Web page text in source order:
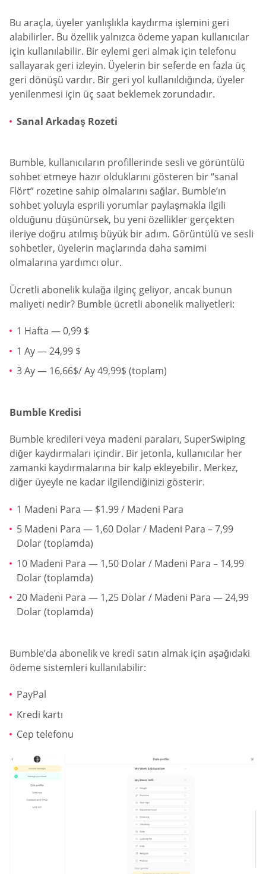
Bu araçla, üyeler yanlışlıkla kaydırma işlemini geri
alabilirler. Bu özellik yalnızca ödeme yapan kullanıcılar
için kullanılabilir. Bir eylemi geri almak için telefonu
sallayarak geri izleyin. Üyelerin bir seferde en fazla üç
geri dönüşü vardır. Bir geri yol kullanıldığında, üyeler
yenilenmesi için üç saat beklemek zorundadır.
Sanal Arkadaş Rozeti
Bumble, kullanıcıların profillerinde sesli ve görüntülü
sohbet etmeye hazır olduklarını gösteren bir “sanal
Flört” rozetine sahip olmalarını sağlar. Bumble’ın
sohbet yoluyla esprili yorumlar paylaşmakla ilgili
olduğunu düşünürsek, bu yeni özellikler gerçekten
ileriye doğru atılmış büyük bir adım. Görüntülü ve sesli
sohbetler, üyelerin maçlarında daha samimi
olmalarına yardımcı olur.
Ücretli abonelik kulağa ilginç geliyor, ancak bunun
maliyeti nedir? Bumble ücretli abonelik maliyetleri:
1 Hafta — 0,99 $
1 Ay — 24,99 $
3 Ay — 16,66$/ Ay 49,99$ (toplam)
Bumble Kredisi
Bumble kredileri veya madeni paraları, SuperSwiping
diğer kaydırmaları içindir. Bir jetonla, kullanıcılar her
zamanki kaydırmalarına bir kalp ekleyebilir. Merkez,
diğer üyeyle ne kadar ilgilendiğinizi gösterir.
1 Madeni Para — $1.99 / Madeni Para
5 Madeni Para — 1,60 Dolar / Madeni Para – 7,99
Dolar (toplamda)
10 Madeni Para — 1,50 Dolar / Madeni Para – 14,99
Dolar (toplamda)
20 Madeni Para — 1,25 Dolar / Madeni Para — 24,99
Dolar (toplamda)
Bumble’da abonelik ve kredi satın almak için aşağıdaki
ödeme sistemleri kullanılabilir:
PayPal
Kredi kartı
Cep telefonu